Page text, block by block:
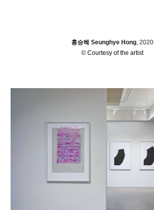
홍승혜 Seunghye Hong, 2020
© Courtesy of the artist